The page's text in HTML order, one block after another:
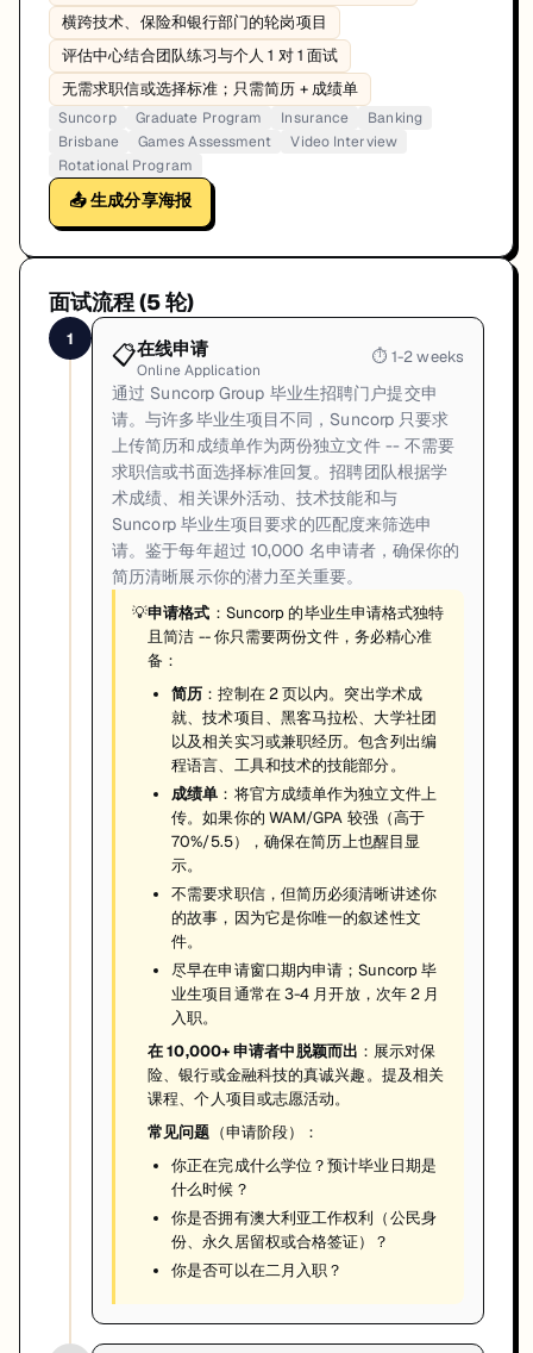
横跨技术、保险和银行部门的轮岗项目
评估中心结合团队练习与个人 1 对 1 面试
无需求职信或选择标准；只需简历 + 成绩单
Suncorp Graduate Program Insurance
Banking
Brisbane
Games Assessment
Video Interview
Rotational Program
📤 生成分享海报
面试流程 (5轮)
1
📋在线申请
Online Application
⏱1-2 weeks
通过 Suncorp Group 毕业生招聘门户提交申
请。与许多毕业生项目不同，Suncorp 只要求
上传简历和成绩单作为两份独立文件 -- 不需要
求职信或书面选择标准回复。招聘团队根据学
术成绩、相关课外活动、技术技能和与
Suncorp 毕业生项目要求的匹配度来筛选申
请。鉴于每年超过 10,000 名申请者，确保你的
简历清晰展示你的潜力至关重要。
💡申请格式 ：Suncorp 的毕业生申请格式独特
且简洁 -- 你只需要两份文件，务必精心准
备：
简历 ：控制在 2 页以内。突出学术成
就、技术项目、黑客马拉松、大学社团
以及相关实习或兼职经历。包含列出编
程语言、工具和技术的技能部分。
成绩单 ：将官方成绩单作为独立文件上
传。如果你的 WAM/GPA 较强（高于
70%/5.5），确保在简历上也醒目显
示。
不需要求职信，但简历必须清晰讲述你
的故事，因为它是你唯一的叙述性文
件。
尽早在申请窗口期内申请；Suncorp 毕
业生项目通常在 3-4 月开放，次年 2 月
入职。
在 10,000+ 申请者中脱颖而出 ：展示对保
险、银行或金融科技的真诚兴趣。提及相关
课程、个人项目或志愿活动。
常见问题 （申请阶段）：
你正在完成什么学位？预计毕业日期是
什么时候？
你是否拥有澳大利亚工作权利（公民身
份、永久居留权或合格签证）？
你是否可以在二月入职？